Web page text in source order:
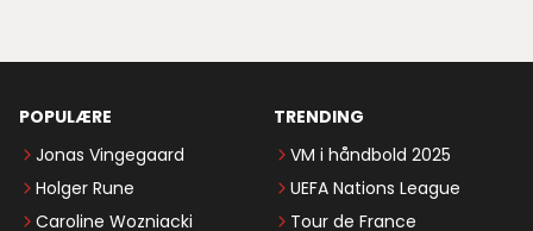
POPULÆRE
Jonas Vingegaard
Holger Rune
Caroline Wozniacki
TRENDING
VM i håndbold 2025
UEFA Nations League
Tour de France